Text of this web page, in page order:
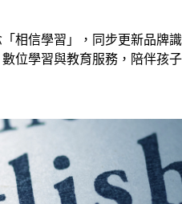
相信學習」，同步更新品牌識
位學習與教育服務，陪伴孩子